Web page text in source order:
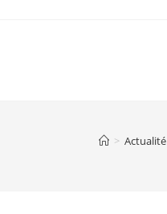
> Actualité